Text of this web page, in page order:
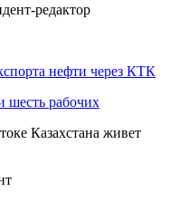
редактор
нефти через КТК
шесть рабочих